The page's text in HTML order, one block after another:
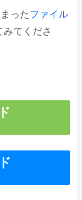
ったファイル
てくださ